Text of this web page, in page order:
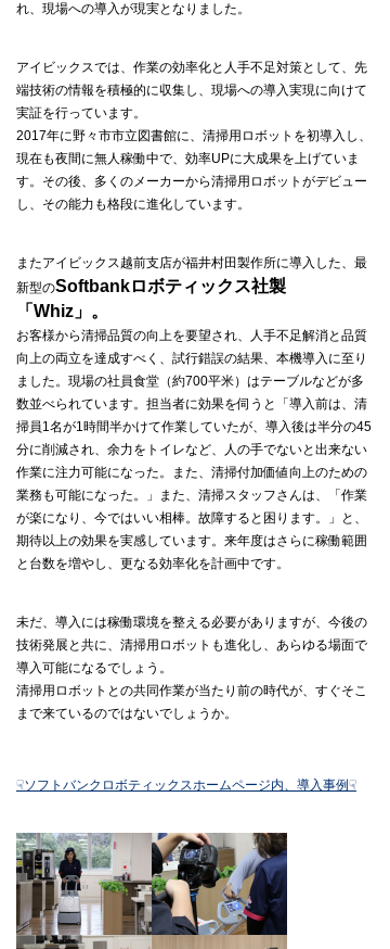
れ、現場への導入が現実となりました。
アイビックスでは、作業の効率化と人手不足対策として、先
端技術の情報を積極的に収集し、現場への導入実現に向けて
実証を行っています。
2017年に野々市市立図書館に、清掃用ロボットを初導入し、
現在も夜間に無人稼働中で、効率UPに大成果を上げていま
す。その後、多くのメーカーから清掃用ロボットがデビュー
し、その能力も格段に進化しています。
またアイビックス越前支店が福井村田製作所に導入した、最
新型のSoftbankロボティックス社製
「Whiz」。
お客様から清掃品質の向上を要望され、人手不足解消と品質
向上の両立を達成すべく、試行錯誤の結果、本機導入に至り
ました。現場の社員食堂（約700平米）はテーブルなどが多
数並べられています。担当者に効果を伺うと「導入前は、清
掃員1名が1時間半かけて作業していたが、導入後は半分の45
分に削減され、余力をトイレなど、人の手でないと出来ない
作業に注力可能になった。また、清掃付加価値向上のための
業務も可能になった。」また、清掃スタッフさんは、「作業
が楽になり、今ではいい相棒。故障すると困ります。」と、
期待以上の効果を実感しています。来年度はさらに稼働範囲
と台数を増やし、更なる効率化を計画中です。
未だ、導入には稼働環境を整える必要がありますが、今後の
技術発展と共に、清掃用ロボットも進化し、あらゆる場面で
導入可能になるでしょう。
清掃用ロボットとの共同作業が当たり前の時代が、すぐそこ
まで来ているのではないでしょうか。
☟ソフトバンクロボティックスホームページ内、導入事例☟